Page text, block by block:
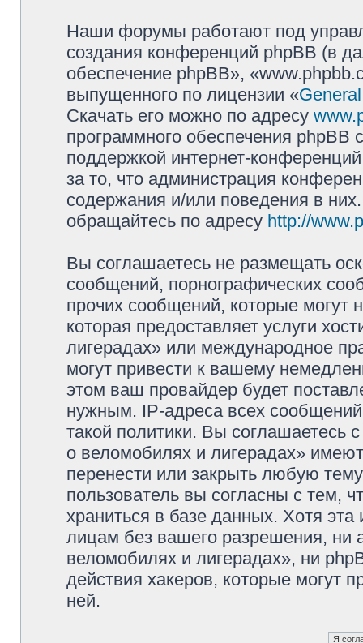
Наши форумы работают под
создания конференций phpBB (в
обеспечение phpBB»,
выпущенного по лицензии «
Скачать его можно по адресу
программного обеспечения phpBB
поддержкой интернет-
за то, что администрация
содержания и/или поведения в
обращайтесь по адресу http://
Вы соглашаетесь не размещать
сообщений, порнографических
прочих сообщений, которые могут
которая предоставляет услуги
лигерадах» или международное
могут привести к вашему
этом ваш провайдер будет
нужным. IP-адреса всех
такой политики. Вы
о веломобилях и лигерадах»
перенести или закрыть любую
пользователь вы согласны с тем,
храниться в базе данных. Хотя
лицам без вашего разрешения, ни
веломобилях и лигерадах», ни
действия хакеров, которые могут
ней.